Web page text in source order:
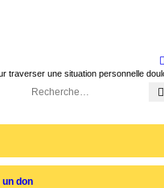
traverser une situation personnelle
un don